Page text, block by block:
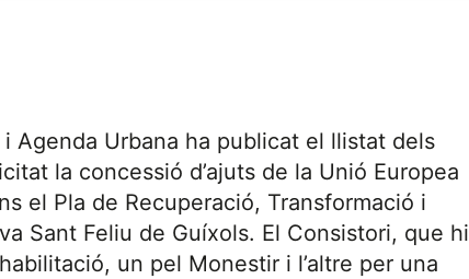
Agenda Urbana ha publicat el llistat dels
la concessió d’ajuts de la Unió Europea
el Pla de Recuperació, Transformació i
Sant Feliu de Guíxols. El Consistori, que hi
un pel Monestir i l’altre per una